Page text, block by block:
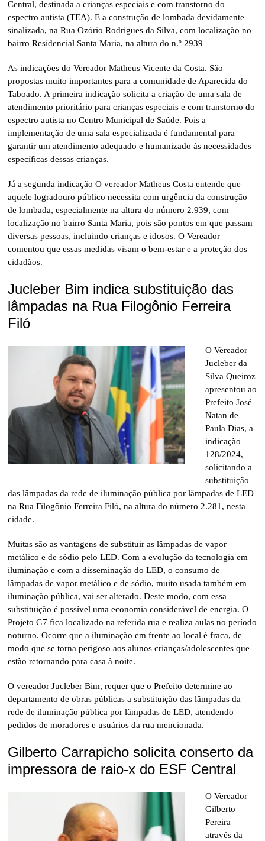
Central, destinada a crianças especiais e com transtorno do
espectro autista (TEA). E a construção de lombada devidamente
sinalizada, na Rua Ozório Rodrigues da Silva, com localização no
bairro Residencial Santa Maria, na altura do n.º 2939
As indicações do Vereador Matheus Vicente da Costa. São
propostas muito importantes para a comunidade de Aparecida do
Taboado. A primeira indicação solicita a criação de uma sala de
atendimento prioritário para crianças especiais e com transtorno do
espectro autista no Centro Municipal de Saúde. Pois a
implementação de uma sala especializada é fundamental para
garantir um atendimento adequado e humanizado às necessidades
específicas dessas crianças.
Já a segunda indicação O vereador Matheus Costa entende que
aquele logradouro público necessita com urgência da construção
de lombada, especialmente na altura do número 2.939, com
localização no bairro Santa Maria, pois são pontos em que passam
diversas pessoas, incluindo crianças e idosos. O Vereador
comentou que essas medidas visam o bem-estar e a proteção dos
cidadãos.
Jucleber Bim indica substituição das
lâmpadas na Rua Filogônio Ferreira
Filó
O Vereador
Jucleber da
Silva Queiroz
apresentou ao
Prefeito José
Natan de
Paula Dias, a
indicação
128/2024,
solicitando a
substituição
das lâmpadas da rede de iluminação pública por lâmpadas de LED
na Rua Filogônio Ferreira Filó, na altura do número 2.281, nesta
cidade.
Muitas são as vantagens de substituir as lâmpadas de vapor
metálico e de sódio pelo LED. Com a evolução da tecnologia em
iluminação e com a disseminação do LED, o consumo de
lâmpadas de vapor metálico e de sódio, muito usada também em
iluminação pública, vai ser alterado. Deste modo, com essa
substituição é possível uma economia considerável de energia. O
Projeto G7 fica localizado na referida rua e realiza aulas no período
noturno. Ocorre que a iluminação em frente ao local é fraca, de
modo que se torna perigoso aos alunos crianças/adolescentes que
estão retornando para casa à noite.
O vereador Jucleber Bim, requer que o Prefeito determine ao
departamento de obras públicas a substituição das lâmpadas da
rede de iluminação pública por lâmpadas de LED, atendendo
pedidos de moradores e usuários da rua mencionada.
Gilberto Carrapicho solicita conserto da
impressora de raio-x do ESF Central
O Vereador
Gilberto
Pereira
através da